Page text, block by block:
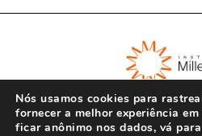
Nós usamos cookies para
fornecer a melhor experiência
ficar anônimo nos dados, vá